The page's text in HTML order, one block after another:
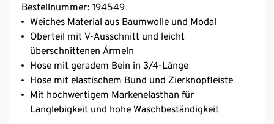
Bestellnummer: 194549
Weiches Material aus Baumwolle und Modal
Oberteil mit V-Ausschnitt und leicht
überschnittenen Ärmeln
Hose mit geradem Bein in 3/4-Länge
Hose mit elastischem Bund und Zierknopfleiste
Mit hochwertigem Markenelasthan für
Langlebigkeit und hohe Waschbeständigkeit